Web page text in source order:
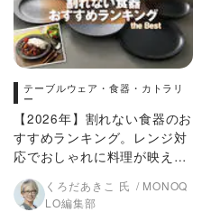
テーブルウェア・食器・カトラリ
ー
【2026年】割れない食器のお
すすめランキング。レンジ対
応でおしゃれに料理が映える
のは？ 人気製品を徹底比較
くろだあきこ 氏
MONOQ
LO編集部